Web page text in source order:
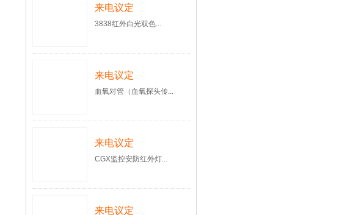
来电议定
3838红外白光双色...
来电议定
血氧对管（血氧探头传...
来电议定
CGX监控安防红外灯...
来电议定